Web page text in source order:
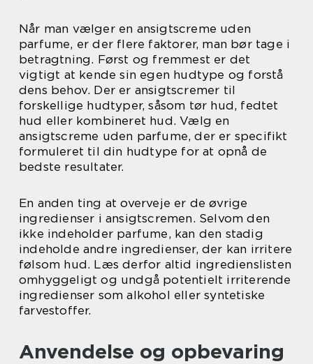
Når man vælger en ansigtscreme uden
parfume, er der flere faktorer, man bør tage i
betragtning. Først og fremmest er det
vigtigt at kende sin egen hudtype og forstå
dens behov. Der er ansigtscremer til
forskellige hudtyper, såsom tør hud, fedtet
hud eller kombineret hud. Vælg en
ansigtscreme uden parfume, der er specifikt
formuleret til din hudtype for at opnå de
bedste resultater.
En anden ting at overveje er de øvrige
ingredienser i ansigtscremen. Selvom den
ikke indeholder parfume, kan den stadig
indeholde andre ingredienser, der kan irritere
følsom hud. Læs derfor altid ingredienslisten
omhyggeligt og undgå potentielt irriterende
ingredienser som alkohol eller syntetiske
farvestoffer.
Anvendelse og opbevaring